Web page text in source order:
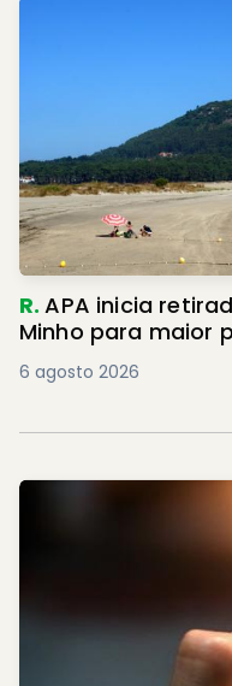
R.APA inicia
Minho para maior
6 agosto 2026